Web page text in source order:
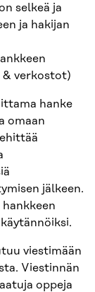
selkeä ja
ja hakijan
& verkostot)
hanke
omaan
jälkeen.
viestimään
Viestinnän
oppeja